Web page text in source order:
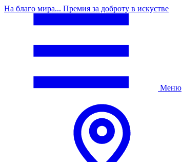
На благо мира... Премия за доброту в искустве
Меню